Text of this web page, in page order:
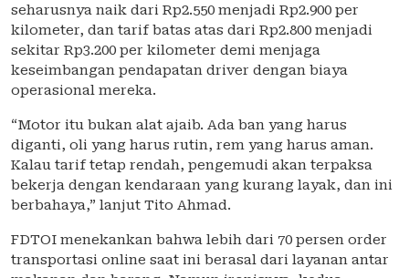
seharusnya naik dari Rp2.550 menjadi Rp2.900 per
kilometer, dan tarif batas atas dari Rp2.800 menjadi
sekitar Rp3.200 per kilometer demi menjaga
keseimbangan pendapatan driver dengan biaya
operasional mereka.
“Motor itu bukan alat ajaib. Ada ban yang harus
diganti, oli yang harus rutin, rem yang harus aman.
Kalau tarif tetap rendah, pengemudi akan terpaksa
bekerja dengan kendaraan yang kurang layak, dan ini
berbahaya,” lanjut Tito Ahmad.
FDTOI menekankan bahwa lebih dari 70 persen order
transportasi online saat ini berasal dari layanan antar